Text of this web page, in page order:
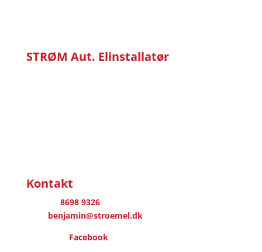
STRØM Aut. Elinstallatør
Kontakt
8698 9326
benjamin@stroemel.dk
Facebook